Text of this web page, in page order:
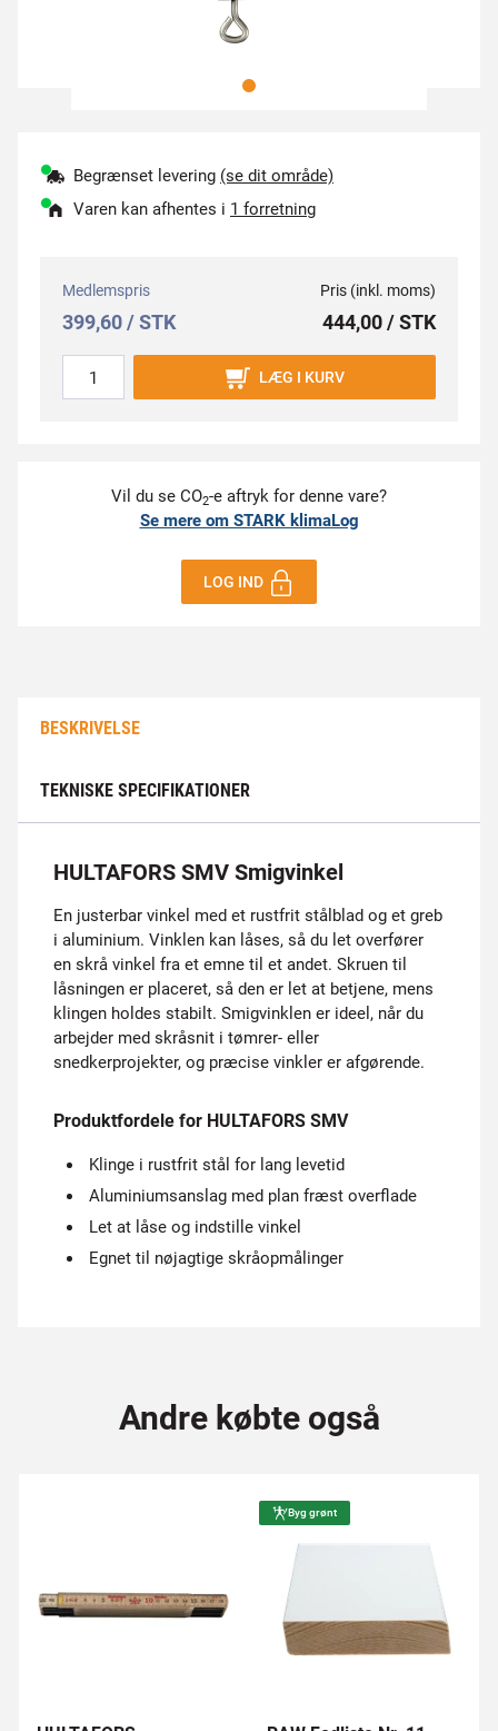
Begrænset levering (se dit område)
Varen kan afhentes i 1 forretning
Medlemspris
399,60 / STK
Pris (inkl. moms)
444,00 / STK
LÆG I KURV
Vil du se CO2-e aftryk for denne vare?
Se mere om STARK klimaLog
LOG IND
BESKRIVELSE
TEKNISKE SPECIFIKATIONER
HULTAFORS SMV Smigvinkel
En justerbar vinkel med et rustfrit stålblad og et greb
i aluminium. Vinklen kan låses, så du let overfører
en skrå vinkel fra et emne til et andet. Skruen til
låsningen er placeret, så den er let at betjene, mens
klingen holdes stabilt. Smigvinklen er ideel, når du
arbejder med skråsnit i tømrer- eller
snedkerprojekter, og præcise vinkler er afgørende.
Produktfordele for HULTAFORS SMV
Klinge i rustfrit stål for lang levetid
Aluminiumsanslag med plan fræst overflade
Let at låse og indstille vinkel
Egnet til nøjagtige skråopmålinger
Andre købte også
Byg grønt